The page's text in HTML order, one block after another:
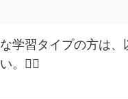
学習タイプの方は、
。👇🏼